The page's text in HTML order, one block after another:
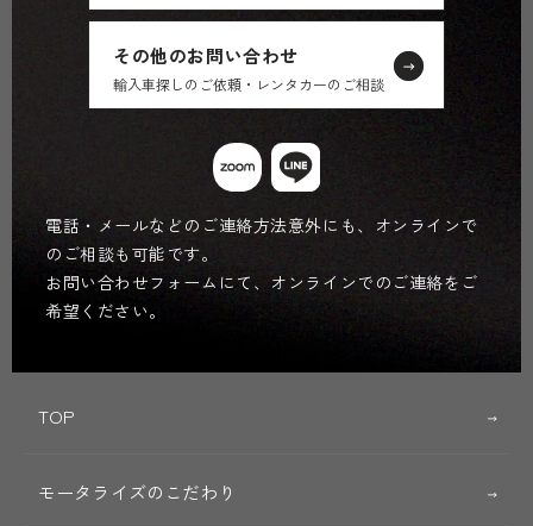
その他のお問い合わせ
輸入車探しのご依頼・レンタカーのご相談
電話・メールなどのご連絡方法意外にも、オンラインで
のご相談も可能です。
お問い合わせフォームにて、オンラインでのご連絡をご
希望ください。
TOP
モータライズのこだわり